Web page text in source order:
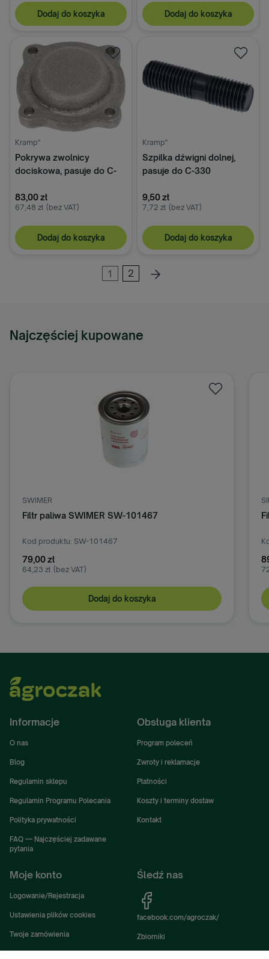
Dodaj do koszyka Dodaj do koszyka
Kramp"
Pokrywa zwolnicy
dociskowa, pasuje do C-
83,00 zł
67,48 zł (bez VAT)
Dodaj do koszyka
Kramp"
Szpilka dźwigni dolnej,
pasuje do C-330
9,50 zł
7,72 zł (bez VAT)
Dodaj do koszyka
1 2
Najczęściej kupowane
SWIMER
Filtr paliwa SWIMER SW-101467
Kod produktu: SW-101467
79,00 zł
64,23 zł (bez VAT)
Dodaj do koszyka
Informacje
O nas
Blog
Regulamin sklepu
Regulamin Programu Polecania
Polityka prywatności
FAQ — Najczęściej zadawane
pytania
Obsługa klienta
Program poleceń
Zwroty i reklamacje
Płatności
Koszty i terminy dostaw
Kontakt
Moje konto
Logowanie/Rejestracja
Ustawienia plików cookies
Twoje zamówienia
Śledź nas
facebook.com/agroczak/
Zbiorniki